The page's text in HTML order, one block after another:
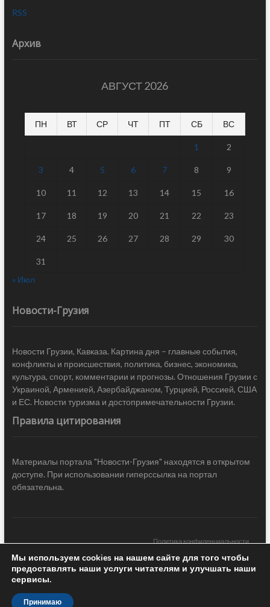
RSS
Архив
АВГУСТ 2026
ПН ВТ СР ЧТ ПТ СБ ВС
1 2
3 4 5 6 7 8 9
10 11 12 13 14 15 16
17 18 19 20 21 22 23
24 25 26 27 28 29 30
31
« Июл
Новости-Грузия
Новости Грузии, Кавказа. Картина дня – главные события,
конфликты и происшествия, политика, бизнес, экономика,
культура, спорт, комментарии и прогнозы. Отношения Грузии с
Украиной, Арменией, Азербайджаном, Турцией, Россией, США
и ЕС. Новости туризма и достопримечательности Грузии.
Правила цитирования
Материалы портала "Новости-Грузия" находятся в открытом
доступе. При использовании гиперссылка на портал
обязательна.
Политика конфиденциальности
Новости Грузии| Black Sea Press LTD © 2020 All Rights Reserved /
Design & development —
Мы используем cookies на нашем сайте для того чтобы
предоставлять наши услуги читателям и улучшать наши
сервисы.
Принимаю